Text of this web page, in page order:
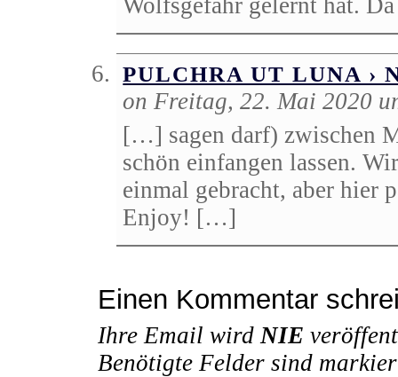
Wolfsgefahr gelernt hat.
PULCHRA UT LUNA ›
on Freitag, 22. Mai 2020
[…] sagen darf) zwischen
schön einfangen lassen.
einmal gebracht, aber hier
Enjoy! […]
Einen Kommentar
Ihre Email wird NIE
Benötigte Felder sind